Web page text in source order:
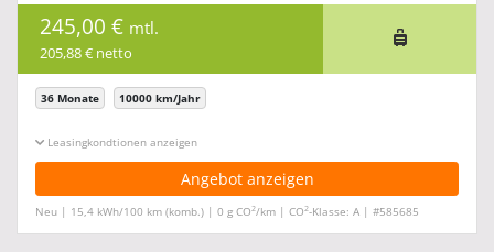
245,00 € mtl.
205,88 € netto
36 Monate 10000 km/Jahr
Leasingkonditionen ein-/ausblenden
Angebot anzeigen
Neu | 15,4 kWh/100 km (komb.) | 0 g CO2/km | CO2-Klasse: A | #585685